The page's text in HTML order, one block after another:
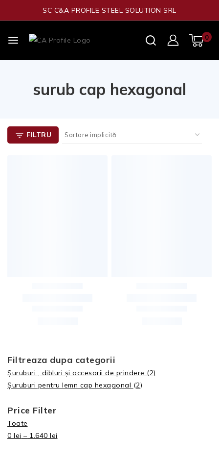
SC C&A PROFILE STEEL SOLUTION SRL
0
surub cap hexagonal
FILTRU
Filtreaza dupa categorii
Șuruburi , dibluri și accesorii de prindere (2)
Șuruburi pentru lemn cap hexagonal (2)
Price Filter
Toate
0 lei – 1.640 lei